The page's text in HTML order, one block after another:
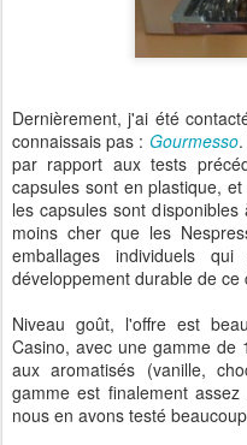
Dernièrement, j'ai été
connaissais pas : Gourmesso.
par rapport aux tests
capsules sont en plastique,
les capsules sont
moins cher que les
emballages individuels
développement durable de ce
Niveau goût, l'offre est
Casino, avec une gamme de
aux aromatisés (vanille,
gamme est finalement
nous en avons testé